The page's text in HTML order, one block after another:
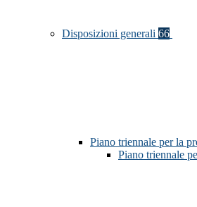
Disposizioni generali 66
Piano triennale per la
Piano triennale